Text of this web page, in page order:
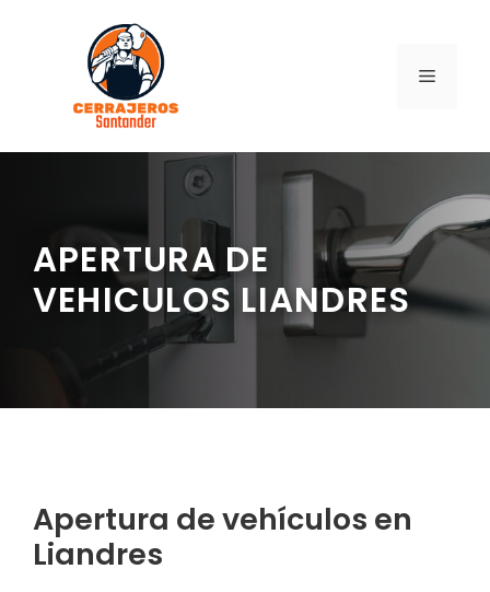
contenido
MENÚ
APERTURA DE
VEHICULOS LIANDRES
Apertura de vehículos en
Liandres